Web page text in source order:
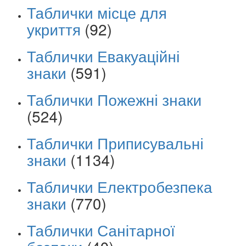
Таблички місце для
укриття (92)
Таблички Евакуаційні
знаки (591)
Таблички Пожежні знаки
(524)
Таблички Приписувальні
знаки (1134)
Таблички Електробезпека
знаки (770)
Таблички Санітарної